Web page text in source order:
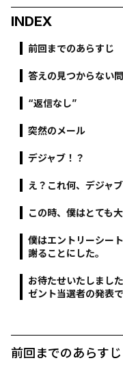
INDEX
前回までのあらすじ
答えの見つからない
“返信なし”
突然のメール
デジャブ！？
え？これ何、デジャ
この時、僕はとても
僕はエントリーシー
謝ることにした。
お待たせいたしまし
ゼント当選者の発表
前回までのあらすじ